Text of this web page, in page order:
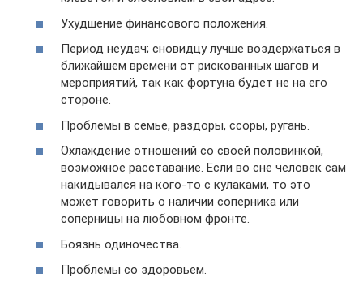
Ухудшение финансового положения.
Период неудач; сновидцу лучше воздержаться в
ближайшем времени от рискованных шагов и
мероприятий, так как фортуна будет не на его
стороне.
Проблемы в семье, раздоры, ссоры, ругань.
Охлаждение отношений со своей половинкой,
возможное расставание. Если во сне человек сам
накидывался на кого-то с кулаками, то это
может говорить о наличии соперника или
соперницы на любовном фронте.
Боязнь одиночества.
Проблемы со здоровьем.